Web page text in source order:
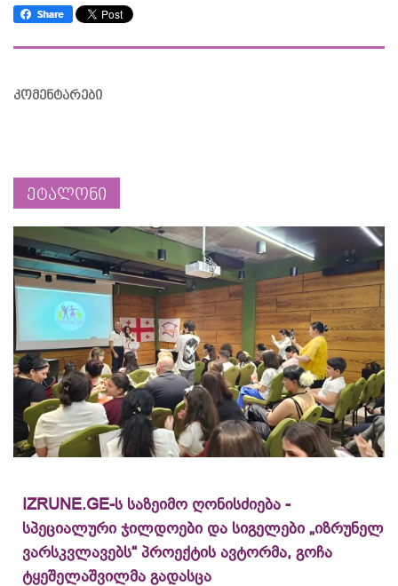
კომენტარები
ეტალონი
IZRUNE.GE-ს საზეიმო ღონისძიება -
სპეციალური ჯილდოები და სიგელები „იზრუნელ
ვარსკვლავებს“ პროექტის ავტორმა, გოჩა
ტყეშელაშვილმა გადასცა